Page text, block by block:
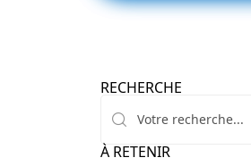
RECHERCHE
À RETENIR